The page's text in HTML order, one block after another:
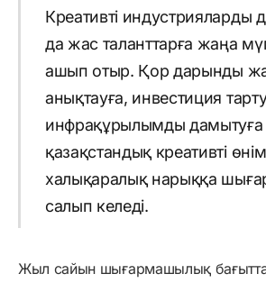
Креативті индустрияларды
да жас таланттарға жаңа
ашып отыр. Қор дарынды
анықтауға, инвестиция
инфрақұрылымды
қазақстандық креативті
халықаралық нарыққа
салып келеді.
Жыл сайын шығармашылық